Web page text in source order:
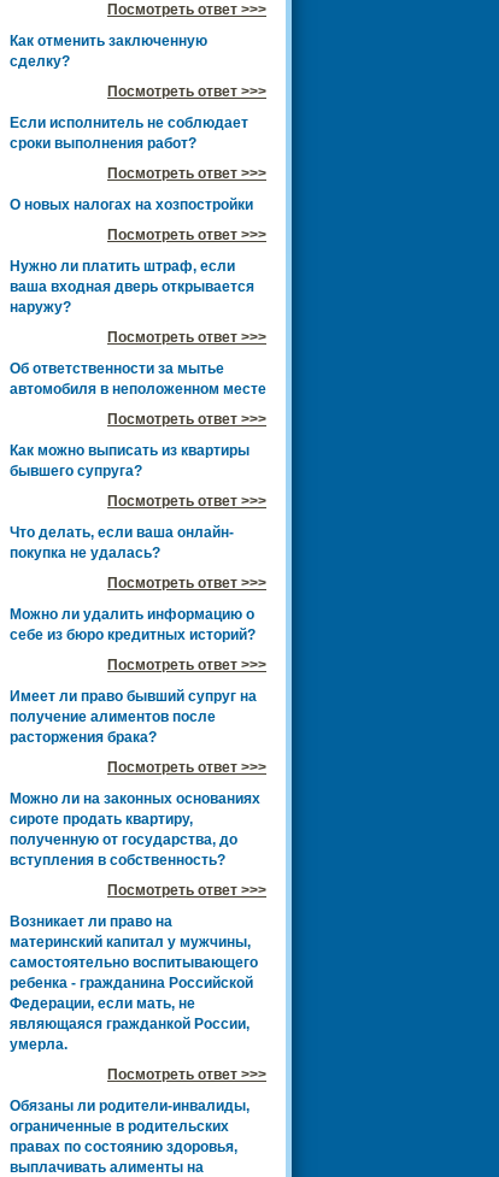
Посмотреть ответ >>>
Как отменить заключенную
сделку?
Посмотреть ответ >>>
Если исполнитель не соблюдает
сроки выполнения работ?
Посмотреть ответ >>>
О новых налогах на хозпостройки
Посмотреть ответ >>>
Нужно ли платить штраф, если
ваша входная дверь открывается
наружу?
Посмотреть ответ >>>
Об ответственности за мытье
автомобиля в неположенном месте
Посмотреть ответ >>>
Как можно выписать из квартиры
бывшего супруга?
Посмотреть ответ >>>
Что делать, если ваша онлайн-
покупка не удалась?
Посмотреть ответ >>>
Можно ли удалить информацию о
себе из бюро кредитных историй?
Посмотреть ответ >>>
Имеет ли право бывший супруг на
получение алиментов после
расторжения брака?
Посмотреть ответ >>>
Можно ли на законных основаниях
сироте продать квартиру,
полученную от государства, до
вступления в собственность?
Посмотреть ответ >>>
Возникает ли право на
материнский капитал у мужчины,
самостоятельно воспитывающего
ребенка - гражданина Российской
Федерации, если мать, не
являющаяся гражданкой России,
умерла.
Посмотреть ответ >>>
Обязаны ли родители-инвалиды,
ограниченные в родительских
правах по состоянию здоровья,
выплачивать алименты на